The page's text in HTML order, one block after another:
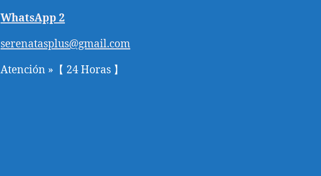
WhatsApp 2
serenatasplus@gmail.com
Atención »【 24 Horas 】